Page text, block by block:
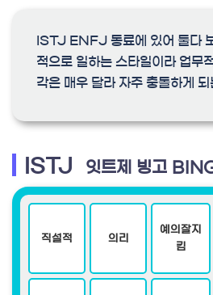
ISTJ ENFJ 동료에 있어 둘다
적으로 일하는 스타일이라 업무
각은 매우 달라 자주 충돌하게 되
ISTJ 잇트제 빙고
직설적 의리
예의잘지
킴